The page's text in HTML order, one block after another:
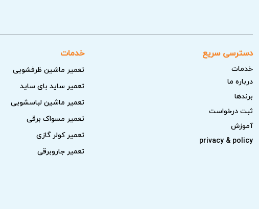
دسترسی سریع
خدمات
درباره ما
برندها
ثبت درخواست
آموزش
privacy & policy
خدمات
تعمیر ماشین ظرفشویی
تعمیر ساید بای ساید
تعمیر ماشین لباسشویی
تعمیر مسواک برقی
تعمیر کولر گازی
تعمیر جاروبرقی